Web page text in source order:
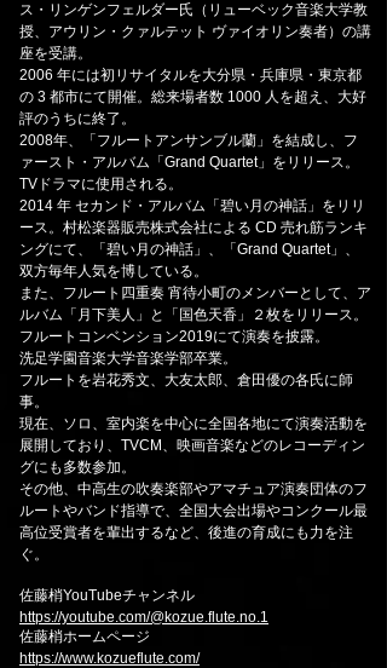
ス・リンゲンフェルダー氏（リューベック音楽大学教
授、アウリン・クァルテット ヴァイオリン奏者）の講
座を受講。
2006 年には初リサイタルを大分県・兵庫県・東京都
の 3 都市にて開催。総来場者数 1000 人を超え、大好
評のうちに終了。
2008年、「フルートアンサンブル蘭」を結成し、フ
ァースト・アルバム「Grand Quartet」をリリース。
TVドラマに使用される。
2014 年 セカンド・アルバム「碧い月の神話」をリリ
ース。村松楽器販売株式会社による CD 売れ筋ランキ
ングにて、「碧い月の神話」、「Grand Quartet」、
双方毎年人気を博している。
また、フルート四重奏 宵待小町のメンバーとして、ア
ルバム「月下美人」と「国色天香」２枚をリリース。
フルートコンベンション2019にて演奏を披露。
洗足学園音楽大学音楽学部卒業。
フルートを岩花秀文、大友太郎、倉田優の各氏に師
事。
現在、ソロ、室内楽を中心に全国各地にて演奏活動を
展開しており、TVCM、映画音楽などのレコーディン
グにも多数参加。
その他、中高生の吹奏楽部やアマチュア演奏団体のフ
ルートやバンド指導で、全国大会出場やコンクール最
高位受賞者を輩出するなど、後進の育成にも力を注
ぐ。
佐藤梢YouTubeチャンネル
https://youtube.com/@kozue.flute.no.1
佐藤梢ホームページ
https://www.kozueflute.com/